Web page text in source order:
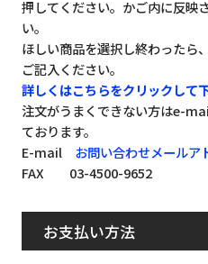
押してください。かご内に反映
い。
ほしい商品を選択し終わったら
ご記入ください。
詳しくはこちらをクリックして下
注文がうまくできない方はe-
ております。
E-mail お問い合わせメールア
FAX 03-4500-9652
お支払い方法